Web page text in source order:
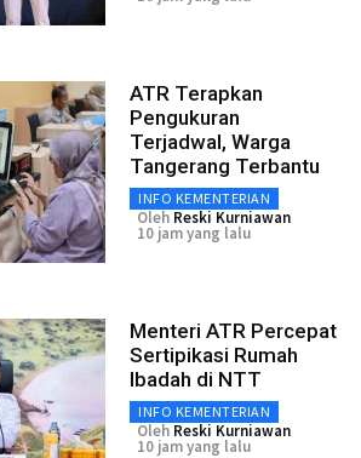
ATR Terapkan
Pengukuran
Terjadwal, Warga
Tangerang Terbantu
INFO KEMENTERIAN
Oleh Reski Kurniawan
10 jam yang lalu
Menteri ATR Percepat
Sertipikasi Rumah
Ibadah di NTT
INFO KEMENTERIAN
Oleh Reski Kurniawan
10 jam yang lalu